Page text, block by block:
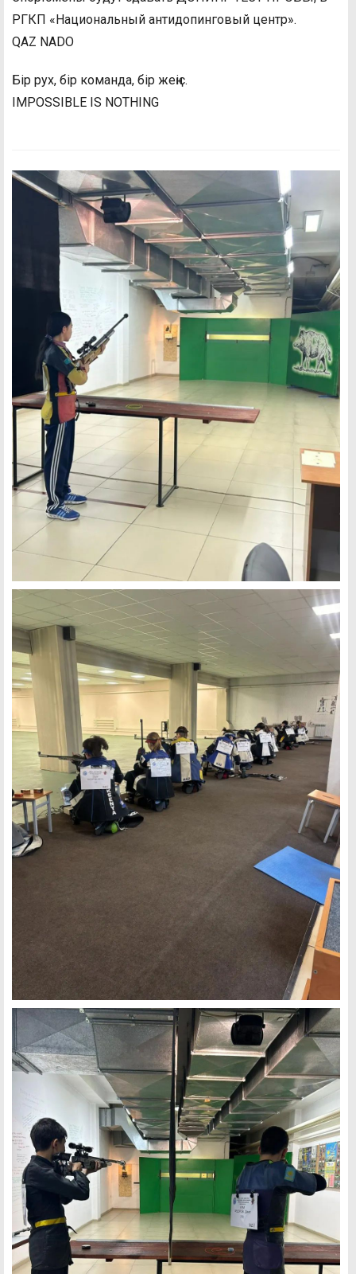
РГКП «Национальный антидопинговый центр».
QAZ NADO
Бір рух, бір команда, бір жеңіс.
IMPOSSIBLE IS NOTHING